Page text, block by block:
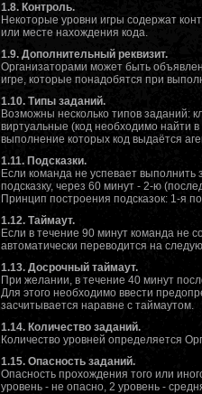
1.8. Контроль.
Некоторые уровни игры содержат
или месте нахождения кода.
1.9. Дополнительный реквизит.
Организаторами может быть
игре, которые понадобятся при
1.10. Типы заданий.
Возможны несколько типов заданий:
виртуальные (код необходимо найти
выполнение которых код выдаётся
1.11. Подсказки.
Если команда не успевает выполнить
подсказку, через 60 минут - 2-ю
Принцип построения подсказок: 1-я
1.12. Таймаут.
Если в течение 90 минут команда не
автоматически переводится на
1.13. Досрочный таймаут.
При желании, в течение 40 минут
Для этого необходимо ввести
засчитывается наравне с таймаутом.
1.14. Количество заданий.
Количество уровней определяется
1.15. Опасность заданий.
Опасность прохождения того или
уровень - не опасно, 2 уровень -